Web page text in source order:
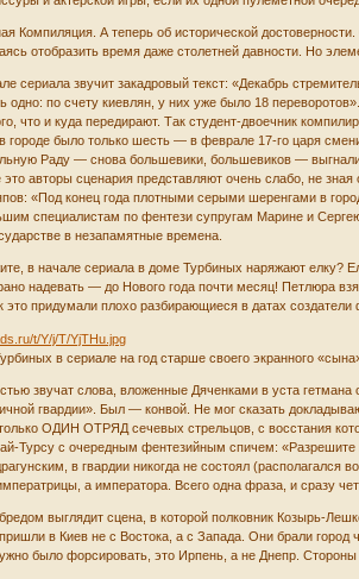
Компиляция. А теперь об исторической
отобразить время даже столетней давности. Но
сериала звучит закадровый текст: «Декабрь
одно: по счету киевлян, у них уже было 18
что и куда передирают. Так студент-двоечник
городе было только шесть — в феврале 17-го царя
Раду — снова большевики, большевиков —
авторы сценария представляют очень слабо, не
«Под конец года плотными серыми шеренгами в
специалистам по фентези супругам Марине и
в незапамятные времена.
в начале сериала в доме Турбиных наряжают елку?
надевать — до Нового года почти месяц! Петлюра
это придумали плохо разбирающиеся в датах
в сериале на год старше своего экранного
звучат слова, вложенные Дяченками в уста
гвардии». Был — конвой. Не мог сказать
ОДИН ОТРЯД сечевых стрельцов, с восстания
Турсу с очередным фентезийным спичем: «Разрешите
в гвардии никогда не состоял
а императора. Всего одна фраза, и сразу
выглядит сцена, в которой полковник Козырь-
в Киев не с Востока, а с Запада. Они брали город
было форсировать, это Ирпень, а не Днепр.